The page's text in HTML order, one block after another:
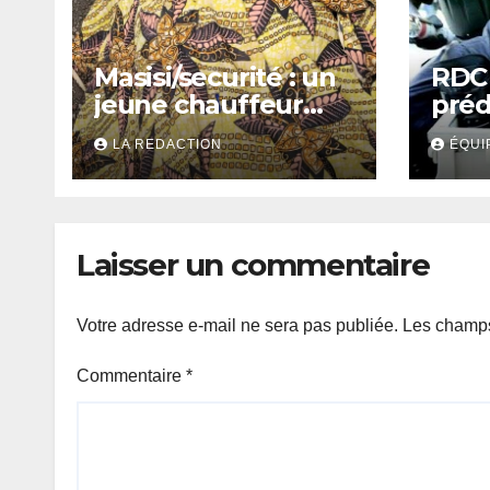
Masisi/securité : un
jeune chauffeur
retrouvé mort,
ligoté et torturé à
Mobambiro
LA REDACTION
Laisser un commentaire
Votre adresse e-mail ne sera pas publiée. Les
Commentaire *